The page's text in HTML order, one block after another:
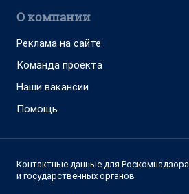
О компании
Реклама на сайте
Команда проекта
Наши вакансии
Помощь
Контактные данные для Роскомнадзора
и государственных органов